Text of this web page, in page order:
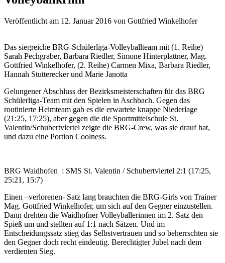
Veröffentlicht am 12. Januar 2016 von Gottfried Winkelhofer
Das siegreiche BRG-Schülerliga-Volleyballteam mit (1. Reihe)
Sarah Pechgraber, Barbara Riedler, Simone Hinterplattner, Mag.
Gottfried Winkelhofer, (2. Reihe) Carmen Mixa, Barbara Riedler,
Hannah Stutterecker und Marie Janotta
Gelungener Abschluss der Bezirksmeisterschaften für das BRG
Schülerliga-Team mit den Spielen in Aschbach. Gegen das
routinierte Heimteam gab es die erwartete knappe Niederlage
(21:25, 17:25), aber gegen die die Sportmittelschule St.
Valentin/Schubertviertel zeigte die BRG-Crew, was sie drauf hat,
und dazu eine Portion Coolness.
BRG Waidhofen : SMS St. Valentin / Schubertviertel 2:1 (17:25,
25:21, 15:7)
Einen –verlorenen- Satz lang brauchten die BRG-Girls von Trainer
Mag. Gottfried Winkelhofer, um sich auf den Gegner einzustellen.
Dann drehten die Waidhofner Volleyballerinnen im 2. Satz den
Spieß um und stellten auf 1:1 nach Sätzen. Und im
Entscheidungssatz stieg das Selbstvertrauen und so beherrschten sie
den Gegner doch recht eindeutig. Berechtigter Jubel nach dem
verdienten Sieg.